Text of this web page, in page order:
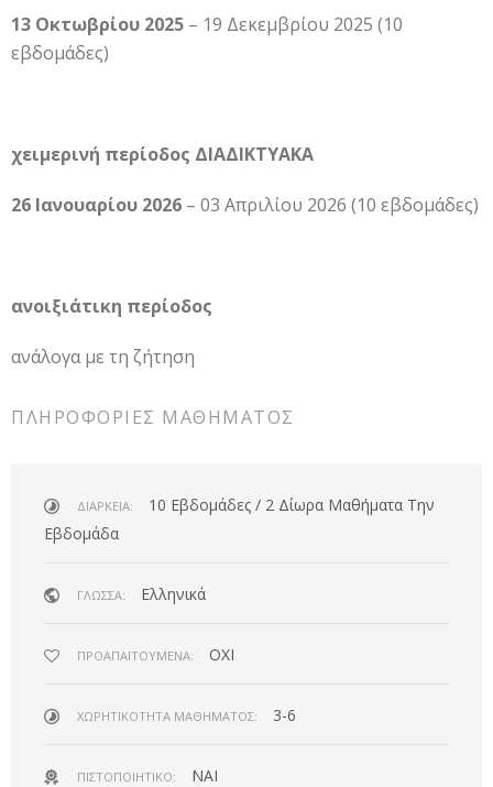
13 Οκτωβρίου 2025 – 19 Δεκεμβρίου 2025 (10
εβδομάδες)
χειμερινή περίοδος ΔΙΑΔΙΚΤΥΑΚΑ
26 Ιανουαρίου 2026 – 03 Απριλίου 2026 (10 εβδομάδες)
ανοιξιάτικη περίοδος
ανάλογα με τη ζήτηση
ΠΛΗΡΟΦΟΡΊΕΣ ΜΑΘΉΜΑΤΟΣ
ΔΙΆΡΚΕΙΑ:
10 Εβδομάδες / 2 Δίωρα Μαθήματα Την
Εβδομάδα
ΓΛΏΣΣΑ: Ελληνικά
ΠΡΟΑΠΑΙΤΟΎΜΕΝΑ: ΟΧΙ
ΧΩΡΗΤΙΚΌΤΗΤΑ ΜΑΘΉΜΑΤΟΣ: 3-6
ΠΙΣΤΟΠΟΙΗΤΙΚΌ: NAI